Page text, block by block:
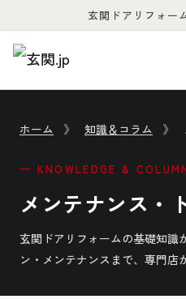
玄関ドアリフォー
ホーム 》 知識＆コラム 》
— KNOWLEDGE &
メンテナンス・
玄関ドアリフォームの基礎知識
ン・メンテナンスまで、専門店